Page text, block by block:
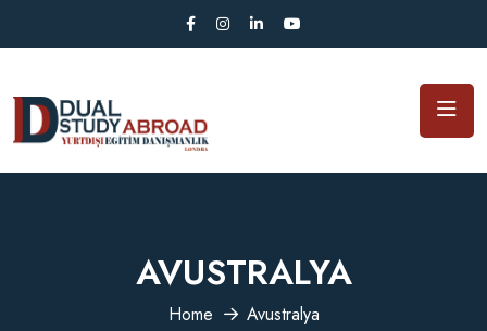
AVUSTRALYA
Home Avustralya